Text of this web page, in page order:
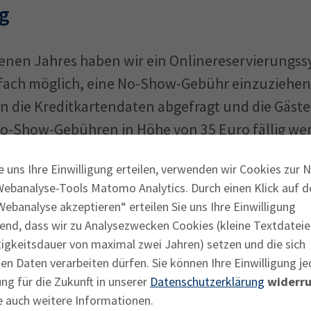
uns Ihre Einwilligung erteilen, verwenden wir Cookies zur
Tools Matomo Analytics. Durch einen Klick auf
akzeptieren“ erteilen Sie uns Ihre Einwilligung
dass wir zu Analysezwecken Cookies (kleine
von maximal zwei Jahren) setzen und die sich
Daten verarbeiten dürfen. Sie können Ihre Einwilligung
für die Zukunft in unserer Datenschutzerklärung
auch weitere Informationen.
Jahres haben wir ein
möglich, eine No-Show-Gebühr
die Kreditkartendaten abgefragt und die
Show-Gebühren in Höhe von 35 Euro fällig
Wert, der den Umsatzverlust nicht
akzeptieren auch sehr kurzfristige
noch anderweitig besetzen können, ziehen